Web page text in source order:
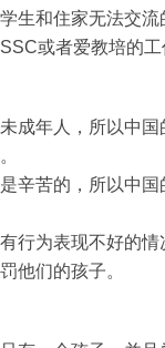
生和住家无法交
或者爱教培的工
成年人，所以中
辛苦的，所以中国
行为表现不好的情
他们的孩子。